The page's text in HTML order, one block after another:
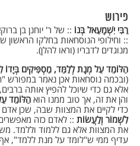
פירוש
רַבִּי יִשְׁמָעֵאל בְּנוֹ :: של ר' יוחנן בן
:: וחילופי הנוסחאות בחלקו
מנוגדים לדבריו (וראו להלן).
הַלּוֹמֵד עַל מְנָת לְלַמֵּד, מַסְפִּיקִים בְּיָדוֹ
(ובכמה נוסחאות אכן נאמר במפורש
אלא גם כדי שיוכל להפיץ אותה
והן את זה, אך טוב ממנו הואהַלּוֹמֵד
כדי לקיים את המצוות שבה, שכן אדם
לִשְׁמוֹר וְלַעֲשׂוֹת :: לאדם כזה
את המצוות אלא גם ללמוד וללמד.
עדיף ממי ש"לומד על מנת ללמד",